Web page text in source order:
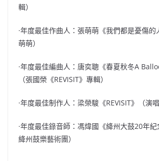
輯）
·年度最佳作曲人：張萌萌《我們都是憂傷
萌萌）
·年度最佳編曲人：唐奕聰《春夏秋冬A
（張國榮《REVISIT》專輯）
·年度最佳制作人：梁榮駿《REVISIT》（演
·年度最佳錄音師：馮煒國《絳州大鼓20年紀
絳州鼓樂藝術團）